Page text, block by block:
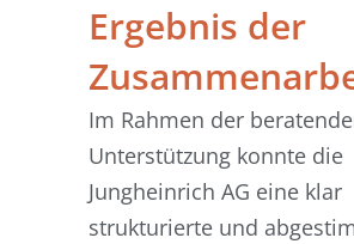
Ergebnis der
Im Rahmen der
Unterstützung konnte die
Jungheinrich AG eine klar
strukturierte und